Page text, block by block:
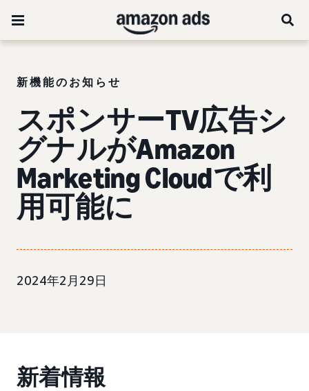
新機能のお知らせ
スポンサーTV広告シ
グナルがAmazon
Marketing Cloudで利
用可能に
2024年2月29日
新着情報